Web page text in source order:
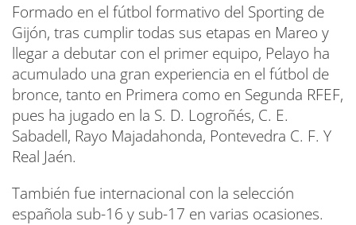
Formado en el fútbol formativo del Sporting de
Gijón, tras cumplir todas sus etapas en Mareo y
llegar a debutar con el primer equipo, Pelayo ha
acumulado una gran experiencia en el fútbol de
bronce, tanto en Primera como en Segunda RFEF,
pues ha jugado en la S. D. Logroñés, C. E.
Sabadell, Rayo Majadahonda, Pontevedra C. F. Y
Real Jaén.
También fue internacional con la selección
española sub-16 y sub-17 en varias ocasiones.